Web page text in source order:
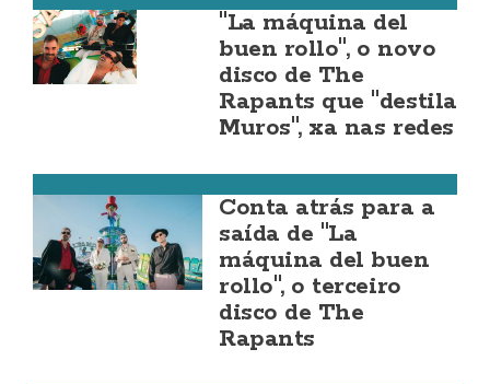
"La máquina del
buen rollo", o novo
disco de The
Rapants que "destila
Muros", xa nas redes
Conta atrás para a
saída de "La
máquina del buen
rollo", o terceiro
disco de The
Rapants